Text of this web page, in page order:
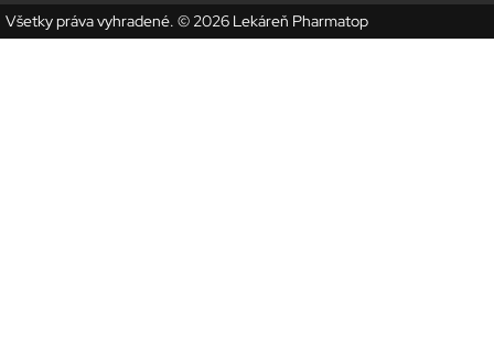
Všetky práva vyhradené. © 2026 Lekáreň Pharmatop